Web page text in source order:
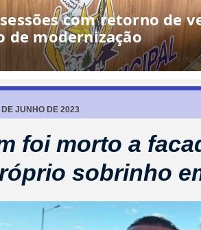
com retorno de
de modernização
JUNHO DE 2023
foi morto a
sobrinho